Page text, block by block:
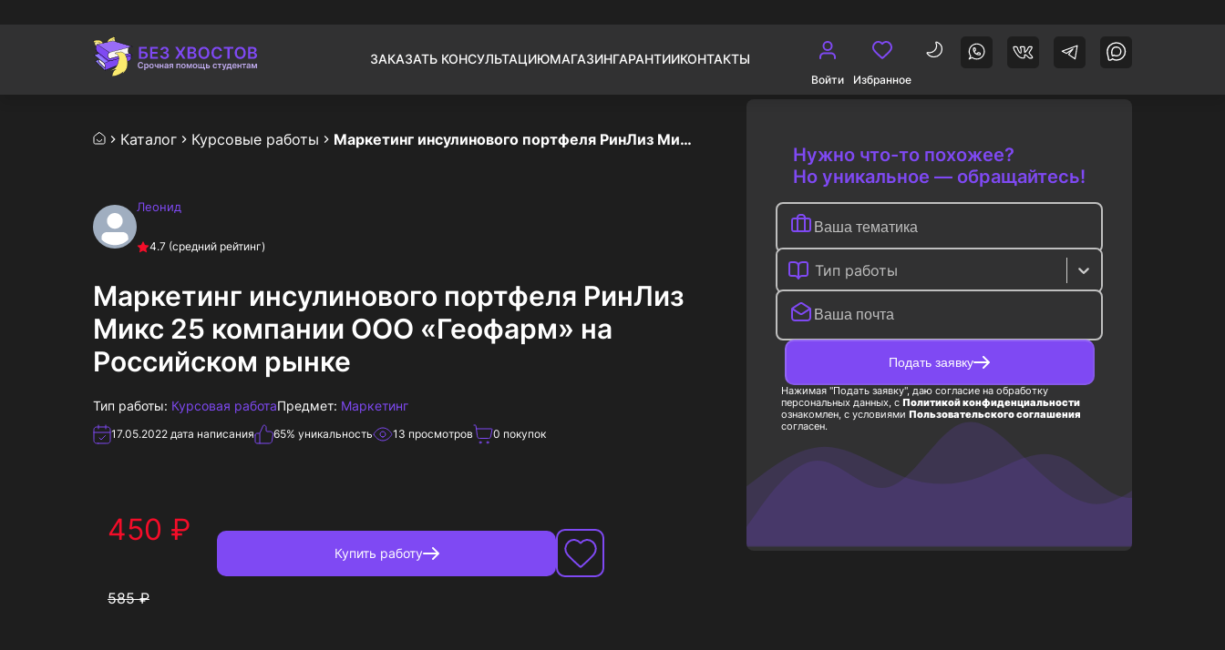
ЗАКАЗАТЬ КОНСУЛЬТАЦИЮМАГАЗИНГАРАНТИИКОНТАКТЫ
Войти Избранное
Каталог Курсовые работы Маркетинг инсулинового портфеля РинЛиз Микс 25 компании ООО «Геофарм» на Российском рынке
Леонид
4.7 (средний рейтинг)
Маркетинг инсулинового портфеля РинЛиз
Микс 25 компании ООО «Геофарм» на
Российском рынке
Тип работы: Курсовая работаПредмет: Маркетинг
17.05.2022 дата написания 65% уникальность 13 просмотров 0 покупок
450 ₽
585₽
Купить работу
Нужно что-то похожее?
Но уникальное — обращайтесь!
Тип работы
Подать заявку
Нажимая "Подать заявку", даю согласие на обработку
персональных данных, с Политикой конфиденциальности
ознакомлен, с условиями Пользовательского соглашения
согласен.